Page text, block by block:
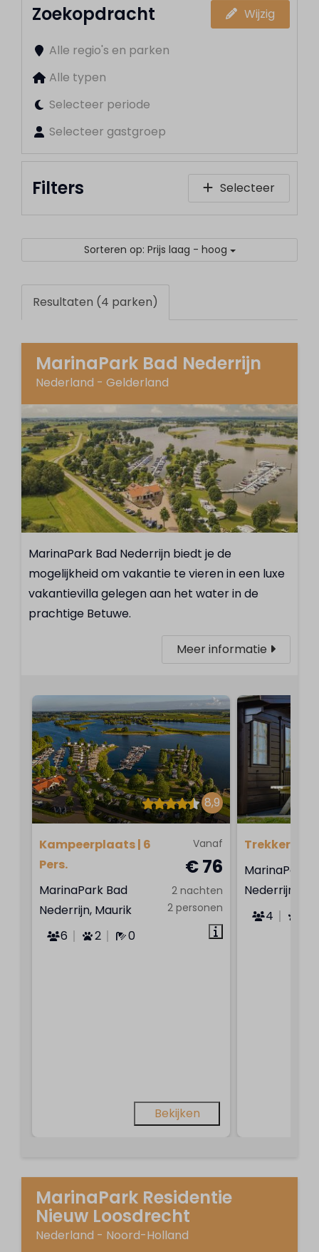
Zoekopdracht Wijzig
Alle regio's en parken
Alle typen
Selecteer periode
Selecteer gastgroep
Filters Selecteer
Sorteren op: Prijs laag - hoog
Resultaten (4 parken)
MarinaPark Bad Nederrijn
Nederland - Gelderland
MarinaPark Bad Nederrijn biedt je de
mogelijkheid om vakantie te vieren in een luxe
vakantievilla gelegen aan het water in de
prachtige Betuwe.
Meer informatie
8,9
Vanaf
€ 76
2 nachten
2 personen
Kampeerplaats | 6
Pers.
MarinaPark Bad
Nederrijn, Maurik
6
2 0
Bekijken
Trekkershut
MarinaPark
Nederrijn,
4
MarinaPark Residentie
Nieuw Loosdrecht
Nederland - Noord-Holland